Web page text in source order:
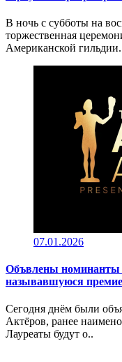
В ночь с субботы на
торжественная
Американской
07.01.2026
Объвлены номинанты
называвшуюся
Сегодня днём были
Актёров, ранее
Лауреаты будут о..